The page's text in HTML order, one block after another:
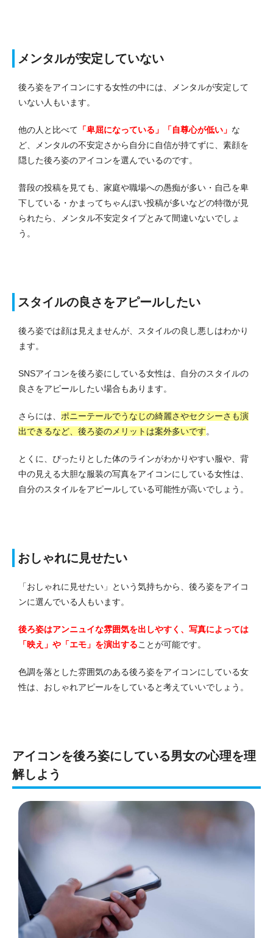
メンタルが安定していない
後ろ姿をアイコンにする女性の中には、メンタルが安定して
いない人もいます。
他の人と比べて 「卑屈になっている」「自尊心が低い」 な
ど、メンタルの不安定さから自分に自信が持てずに、素顔を
隠した後ろ姿のアイコンを選んでいるのです。
普段の投稿を見ても、家庭や職場への愚痴が多い・自己を卑
下している・かまってちゃんぽい投稿が多いなどの特徴が見
られたら、メンタル不安定タイプとみて間違いないでしょ
う。
スタイルの良さをアピールしたい
後ろ姿では顔は見えませんが、スタイルの良し悪しはわかり
ます。
SNSアイコンを後ろ姿にしている女性は、自分のスタイルの
良さをアピールしたい場合もあります。
さらには、 ポニーテールでうなじの綺麗さやセクシーさも演
出できるなど、後ろ姿のメリットは案外多いです。
とくに、ぴったりとした体のラインがわかりやすい服や、背
中の見える大胆な服装の写真をアイコンにしている女性は、
自分のスタイルをアピールしている可能性が高いでしょう。
おしゃれに見せたい
「おしゃれに見せたい」という気持ちから、後ろ姿をアイコ
ンに選んでいる人もいます。
後ろ姿はアンニュイな雰囲気を出しやすく、写真によっては
「映え」や「エモ」を演出することが可能です。
色調を落とした雰囲気のある後ろ姿をアイコンにしている女
性は、おしゃれアピールをしていると考えていいでしょう。
アイコンを後ろ姿にしている男女の心理を理
解しよう